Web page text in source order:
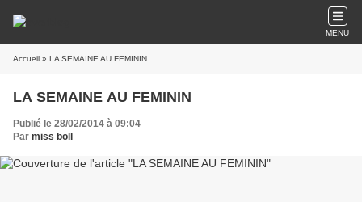
MENU
Accueil » LA SEMAINE AU FEMININ
LA SEMAINE AU FEMININ
Publié le 28/02/2014 à 09:04
Par miss boll